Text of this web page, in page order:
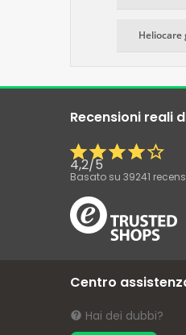
Heliocare
Recensioni reali
4,2/5
Basato su 39241
Centro
Hai dei dubbi?